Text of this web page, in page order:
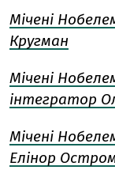
Мічені
Кругман
Мічені
інтегратор
Мічені
Елінор